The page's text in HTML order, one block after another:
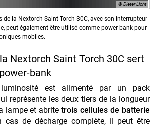
© Dieter Licht
de la Nextorch Saint Torch 30C, avec son interrupteur
peut également être utilisé comme power-bank pour
mobiles.
Nextorch Saint Torch 30C sert
bank
est alimenté par un pack
représente les deux tiers de la longueur
lampe et abritetrois cellules de batterie
cas de décharge complète, il peut être